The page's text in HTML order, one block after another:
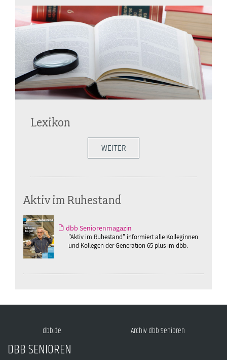
Lexikon
WEITER
Aktiv im Ruhestand
dbb Seniorenmagazin
"Aktiv im Ruhestand" informiert alle Kolleginnen
und Kollegen der Generation 65 plus im dbb.
dbb.de Archiv dbb Senioren
DBB SENIOREN